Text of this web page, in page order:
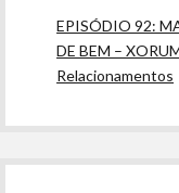
EPISÓDIO 92:
DE BEM –
Relacionamentos